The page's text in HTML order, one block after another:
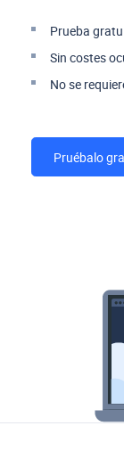
Pruébalo
Prueba
Sin costes
No se